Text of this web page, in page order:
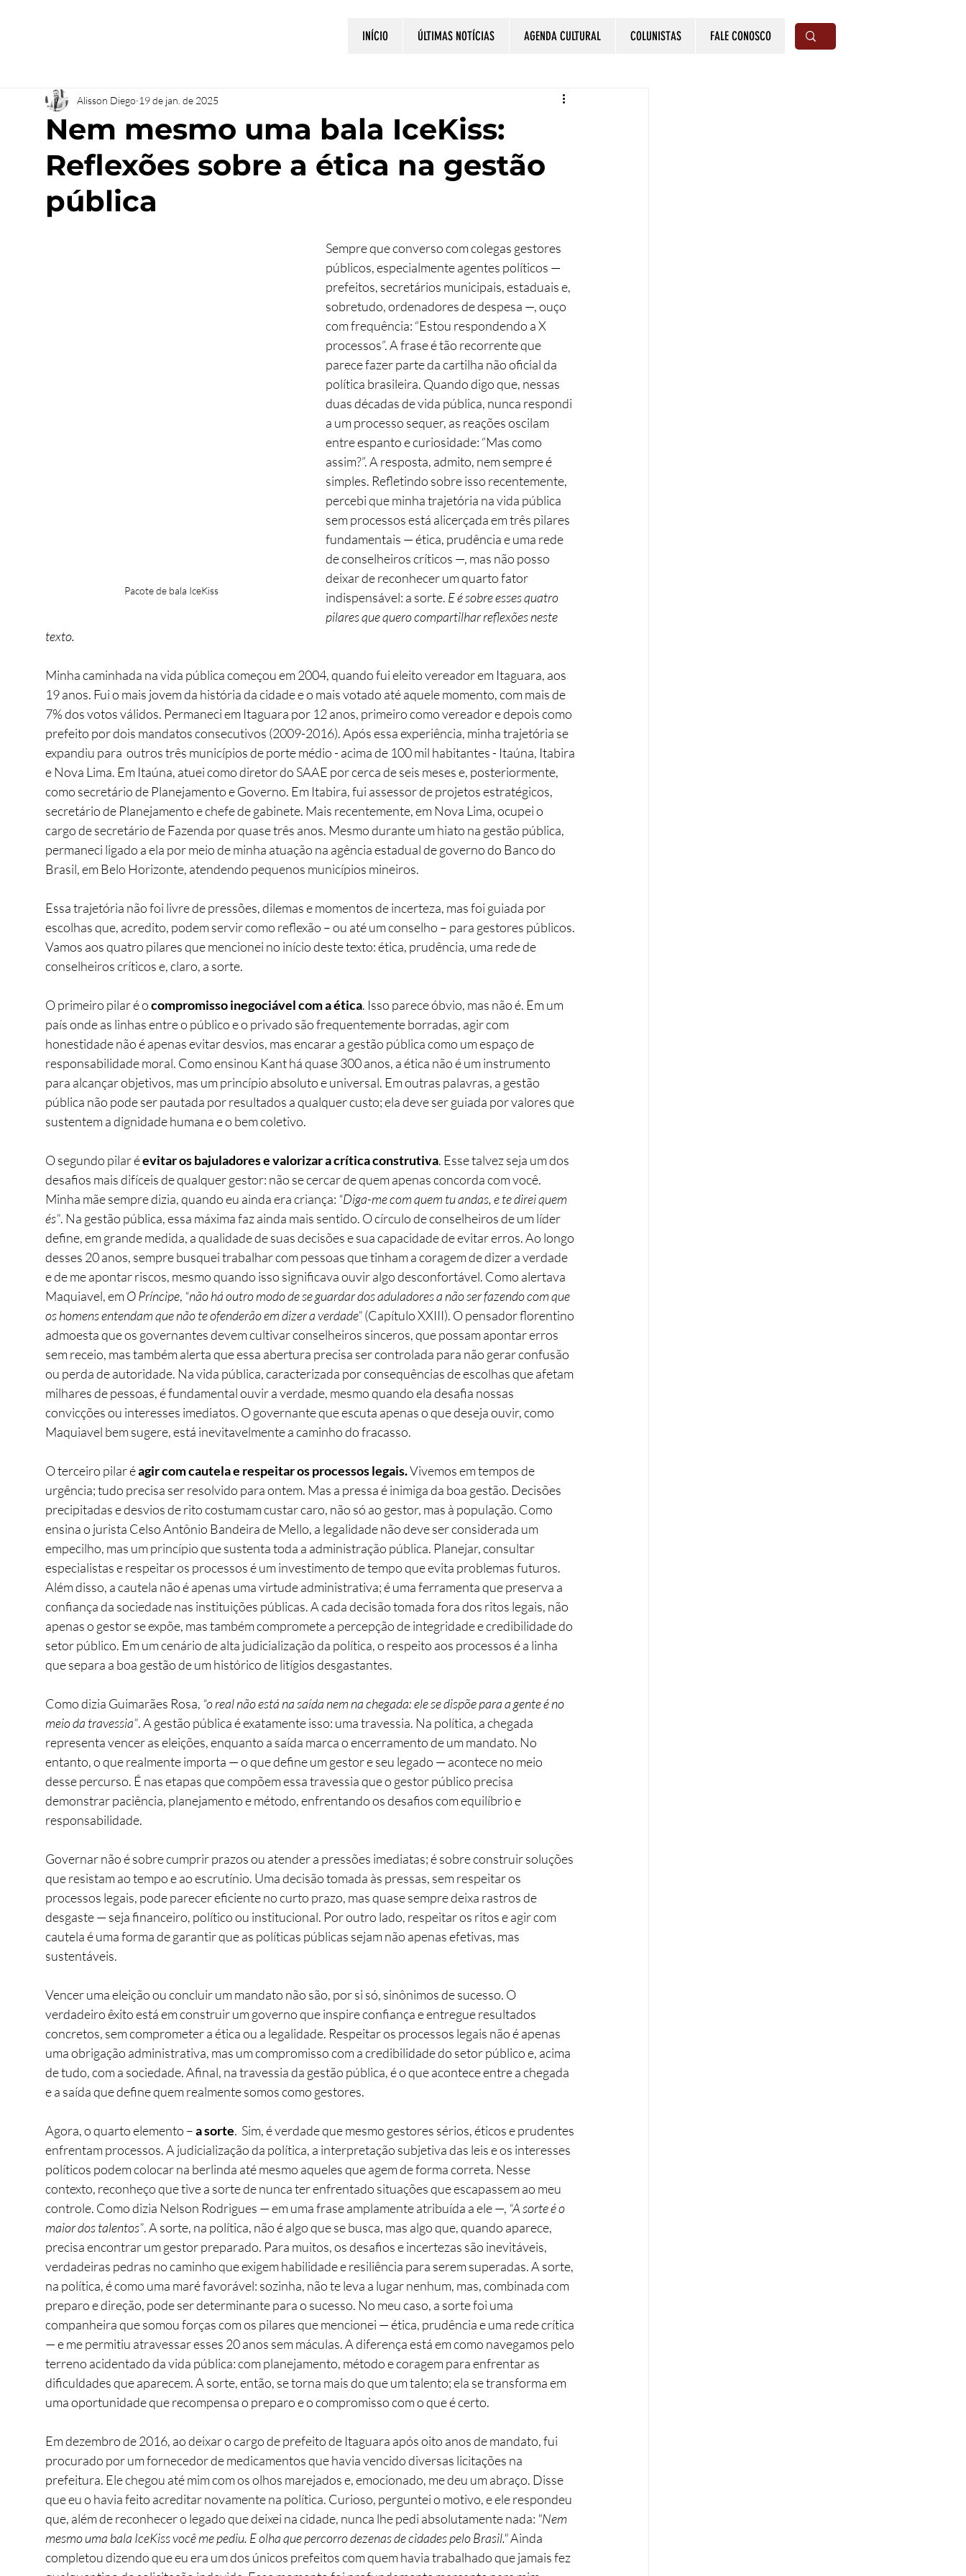
INÍCIO ÚLTIMAS NOTÍCIAS AGENDA CULTURAL COLUNISTAS FALE CONOSCO
Nem mesmo uma bala IceKiss:
Reflexões sobre a ética na gestão
pública
Alisson Diego 19 de jan. de 2025
Pacote de bala IceKiss
Sempre que converso com colegas gestores
públicos, especialmente agentes políticos —
prefeitos, secretários municipais, estaduais e,
sobretudo, ordenadores de despesa —, ouço
com frequência: “Estou respondendo a X
processos”. A frase é tão recorrente que
parece fazer parte da cartilha não oficial da
política brasileira. Quando digo que, nessas
duas décadas de vida pública, nunca respondi
a um processo sequer, as reações oscilam
entre espanto e curiosidade: “Mas como
assim?”. A resposta, admito, nem sempre é
simples. Refletindo sobre isso recentemente,
percebi que minha trajetória na vida pública
sem processos está alicerçada em três pilares
fundamentais — ética, prudência e uma rede
de conselheiros críticos —, mas não posso
deixar de reconhecer um quarto fator
indispensável: a sorte. E é sobre esses quatro
pilares que quero compartilhar reflexões neste
texto.
Minha caminhada na vida pública começou em 2004, quando fui eleito vereador em Itaguara, aos
19 anos. Fui o mais jovem da história da cidade e o mais votado até aquele momento, com mais de
7% dos votos válidos. Permaneci em Itaguara por 12 anos, primeiro como vereador e depois como
prefeito por dois mandatos consecutivos (2009-2016). Após essa experiência, minha trajetória se
expandiu para  outros três municípios de porte médio - acima de 100 mil habitantes - Itaúna, Itabira
e Nova Lima. Em Itaúna, atuei como diretor do SAAE por cerca de seis meses e, posteriormente,
como secretário de Planejamento e Governo. Em Itabira, fui assessor de projetos estratégicos,
secretário de Planejamento e chefe de gabinete. Mais recentemente, em Nova Lima, ocupei o
cargo de secretário de Fazenda por quase três anos. Mesmo durante um hiato na gestão pública,
permaneci ligado a ela por meio de minha atuação na agência estadual de governo do Banco do
Brasil, em Belo Horizonte, atendendo pequenos municípios mineiros.
Essa trajetória não foi livre de pressões, dilemas e momentos de incerteza, mas foi guiada por
escolhas que, acredito, podem servir como reflexão – ou até um conselho – para gestores públicos.
Vamos aos quatro pilares que mencionei no início deste texto: ética, prudência, uma rede de
conselheiros críticos e, claro, a sorte.
O primeiro pilar é o compromisso inegociável com a ética. Isso parece óbvio, mas não é. Em um
país onde as linhas entre o público e o privado são frequentemente borradas, agir com
honestidade não é apenas evitar desvios, mas encarar a gestão pública como um espaço de
responsabilidade moral. Como ensinou Kant há quase 300 anos, a ética não é um instrumento
para alcançar objetivos, mas um princípio absoluto e universal. Em outras palavras, a gestão
pública não pode ser pautada por resultados a qualquer custo; ela deve ser guiada por valores que
sustentem a dignidade humana e o bem coletivo.
O segundo pilar é evitar os bajuladores e valorizar a crítica construtiva. Esse talvez seja um dos
desafios mais difíceis de qualquer gestor: não se cercar de quem apenas concorda com você.
Minha mãe sempre dizia, quando eu ainda era criança: “Diga-me com quem tu andas, e te direi quem
és”. Na gestão pública, essa máxima faz ainda mais sentido. O círculo de conselheiros de um líder
define, em grande medida, a qualidade de suas decisões e sua capacidade de evitar erros. Ao longo
desses 20 anos, sempre busquei trabalhar com pessoas que tinham a coragem de dizer a verdade
e de me apontar riscos, mesmo quando isso significava ouvir algo desconfortável. Como alertava
Maquiavel, em O Príncipe, “não há outro modo de se guardar dos aduladores a não ser fazendo com que
os homens entendam que não te ofenderão em dizer a verdade” (Capítulo XXIII). O pensador florentino
admoesta que os governantes devem cultivar conselheiros sinceros, que possam apontar erros
sem receio, mas também alerta que essa abertura precisa ser controlada para não gerar confusão
ou perda de autoridade. Na vida pública, caracterizada por consequências de escolhas que afetam
milhares de pessoas, é fundamental ouvir a verdade, mesmo quando ela desafia nossas
convicções ou interesses imediatos. O governante que escuta apenas o que deseja ouvir, como
Maquiavel bem sugere, está inevitavelmente a caminho do fracasso.
O terceiro pilar é agir com cautela e respeitar os processos legais. Vivemos em tempos de
urgência; tudo precisa ser resolvido para ontem. Mas a pressa é inimiga da boa gestão. Decisões
precipitadas e desvios de rito costumam custar caro, não só ao gestor, mas à população. Como
ensina o jurista Celso Antônio Bandeira de Mello, a legalidade não deve ser considerada um
empecilho, mas um princípio que sustenta toda a administração pública. Planejar, consultar
especialistas e respeitar os processos é um investimento de tempo que evita problemas futuros.
Além disso, a cautela não é apenas uma virtude administrativa; é uma ferramenta que preserva a
confiança da sociedade nas instituições públicas. A cada decisão tomada fora dos ritos legais, não
apenas o gestor se expõe, mas também compromete a percepção de integridade e credibilidade do
setor público. Em um cenário de alta judicialização da política, o respeito aos processos é a linha
que separa a boa gestão de um histórico de litígios desgastantes.
Como dizia Guimarães Rosa, “o real não está na saída nem na chegada: ele se dispõe para a gente é no
meio da travessia”. A gestão pública é exatamente isso: uma travessia. Na política, a chegada
representa vencer as eleições, enquanto a saída marca o encerramento de um mandato. No
entanto, o que realmente importa — o que define um gestor e seu legado — acontece no meio
desse percurso. É nas etapas que compõem essa travessia que o gestor público precisa
demonstrar paciência, planejamento e método, enfrentando os desafios com equilíbrio e
responsabilidade.
Governar não é sobre cumprir prazos ou atender a pressões imediatas; é sobre construir soluções
que resistam ao tempo e ao escrutínio. Uma decisão tomada às pressas, sem respeitar os
processos legais, pode parecer eficiente no curto prazo, mas quase sempre deixa rastros de
desgaste — seja financeiro, político ou institucional. Por outro lado, respeitar os ritos e agir com
cautela é uma forma de garantir que as políticas públicas sejam não apenas efetivas, mas
sustentáveis.
Vencer uma eleição ou concluir um mandato não são, por si só, sinônimos de sucesso. O
verdadeiro êxito está em construir um governo que inspire confiança e entregue resultados
concretos, sem comprometer a ética ou a legalidade. Respeitar os processos legais não é apenas
uma obrigação administrativa, mas um compromisso com a credibilidade do setor público e, acima
de tudo, com a sociedade. Afinal, na travessia da gestão pública, é o que acontece entre a chegada
e a saída que define quem realmente somos como gestores.
Agora, o quarto elemento – a sorte.  Sim, é verdade que mesmo gestores sérios, éticos e prudentes
enfrentam processos. A judicialização da política, a interpretação subjetiva das leis e os interesses
políticos podem colocar na berlinda até mesmo aqueles que agem de forma correta. Nesse
contexto, reconheço que tive a sorte de nunca ter enfrentado situações que escapassem ao meu
controle. Como dizia Nelson Rodrigues — em uma frase amplamente atribuída a ele —, “A sorte é o
maior dos talentos”. A sorte, na política, não é algo que se busca, mas algo que, quando aparece,
precisa encontrar um gestor preparado. Para muitos, os desafios e incertezas são inevitáveis,
verdadeiras pedras no caminho que exigem habilidade e resiliência para serem superadas. A sorte,
na política, é como uma maré favorável: sozinha, não te leva a lugar nenhum, mas, combinada com
preparo e direção, pode ser determinante para o sucesso. No meu caso, a sorte foi uma
companheira que somou forças com os pilares que mencionei — ética, prudência e uma rede crítica
— e me permitiu atravessar esses 20 anos sem máculas. A diferença está em como navegamos pelo
terreno acidentado da vida pública: com planejamento, método e coragem para enfrentar as
dificuldades que aparecem. A sorte, então, se torna mais do que um talento; ela se transforma em
uma oportunidade que recompensa o preparo e o compromisso com o que é certo.
Em dezembro de 2016, ao deixar o cargo de prefeito de Itaguara após oito anos de mandato, fui
procurado por um fornecedor de medicamentos que havia vencido diversas licitações na
prefeitura. Ele chegou até mim com os olhos marejados e, emocionado, me deu um abraço. Disse
que eu o havia feito acreditar novamente na política. Curioso, perguntei o motivo, e ele respondeu
que, além de reconhecer o legado que deixei na cidade, nunca lhe pedi absolutamente nada: "Nem
mesmo uma bala IceKiss você me pediu. E olha que percorro dezenas de cidades pelo Brasil." Ainda
completou dizendo que eu era um dos únicos prefeitos com quem havia trabalhado que jamais fez